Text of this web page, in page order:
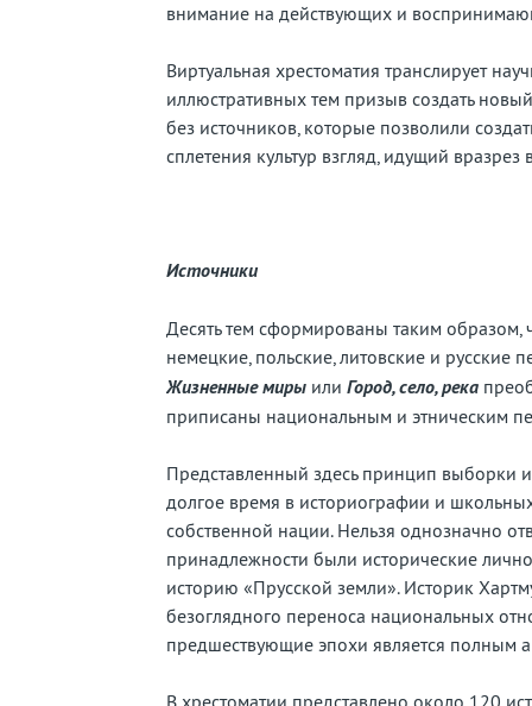
внимание на действующих и
Виртуальная хрестоматия транслирует
иллюстративных тем призыв создать
без источников, которые позволили
сплетения культур взгляд, идущий
Источники
Десять тем сформированы таким образом,
немецкие, польские, литовские и русские
Жизненные миры или Город, село, река
приписаны национальным и этническим
Представленный здесь принцип выборки
долгое время в историографии и
собственной нации. Нельзя однозначно
принадлежности были исторические
историю «Прусской земли». Историк
безоглядного переноса национальных
предшествующие эпохи является полным
В хрестоматии представлено около 120